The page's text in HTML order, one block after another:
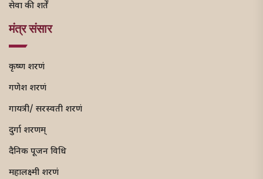
सेवा की शर्तें
मंत्र संसार
कृष्ण शरणं
गणेश शरणं
गायत्री/ सरस्वती शरणं
दुर्गा शरणम्
दैनिक पूजन विधि
महालक्ष्मी शरणं